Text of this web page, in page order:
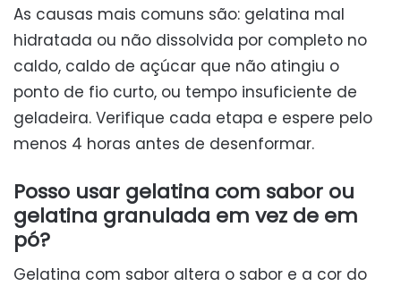
As causas mais comuns são: gelatina mal
hidratada ou não dissolvida por completo no
caldo, caldo de açúcar que não atingiu o
ponto de fio curto, ou tempo insuficiente de
geladeira. Verifique cada etapa e espere pelo
menos 4 horas antes de desenformar.
Posso usar gelatina com sabor ou
gelatina granulada em vez de em
pó?
Gelatina com sabor altera o sabor e a cor do